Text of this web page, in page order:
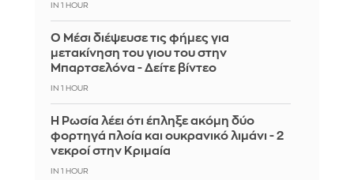
IN 1 HOUR
Ο Μέσι διέψευσε τις φήμες για
μετακίνηση του γιου του στην
Μπαρτσελόνα - Δείτε βίντεο
IN 1 HOUR
Η Ρωσία λέει ότι έπληξε ακόμη δύο
φορτηγά πλοία και ουκρανικό λιμάνι - 2
νεκροί στην Κριμαία
IN 1 HOUR